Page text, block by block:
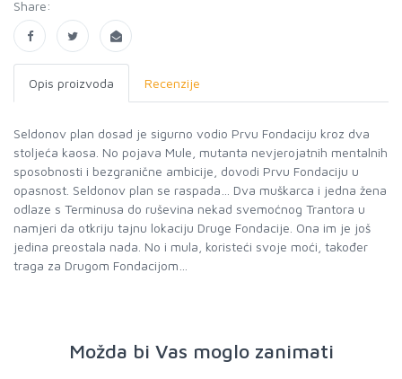
Share:
Opis proizvoda Recenzije
Seldonov plan dosad je sigurno vodio Prvu Fondaciju kroz dva
stoljeća kaosa. No pojava Mule, mutanta nevjerojatnih mentalnih
sposobnosti i bezgranične ambicije, dovodi Prvu Fondaciju u
opasnost. Seldonov plan se raspada… Dva muškarca i jedna žena
odlaze s Terminusa do ruševina nekad svemoćnog Trantora u
namjeri da otkriju tajnu lokaciju Druge Fondacije. Ona im je još
jedina preostala nada. No i mula, koristeći svoje moći, također
traga za Drugom Fondacijom…
Možda bi Vas moglo zanimati